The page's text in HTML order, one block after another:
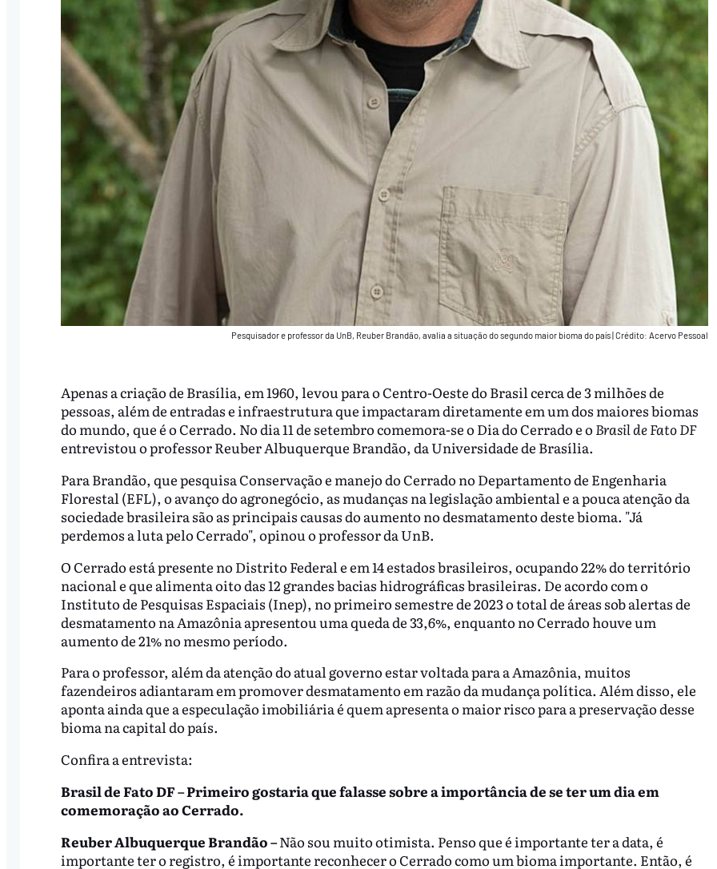
Pesquisador e professor da UnB, Reuber Brandão, avalia a situação do segundo maior bioma do país Crédito: Acervo Pessoal
Apenas a criação de Brasília, em 1960, levou para o Centro-Oeste do Brasil cerca de 3 milhões de
pessoas, além de entradas e infraestrutura que impactaram diretamente em um dos maiores biomas
do mundo, que é o Cerrado. No dia 11 de setembro comemora-se o Dia do Cerrado e o Brasil de Fato DF
entrevistou o professor Reuber Albuquerque Brandão, da Universidade de Brasília.
Para Brandão, que pesquisa Conservação e manejo do Cerrado no Departamento de Engenharia
Florestal (EFL), o avanço do agronegócio, as mudanças na legislação ambiental e a pouca atenção da
sociedade brasileira são as principais causas do aumento no desmatamento deste bioma. "Já
perdemos a luta pelo Cerrado", opinou o professor da UnB.
O Cerrado está presente no Distrito Federal e em 14 estados brasileiros, ocupando 22% do território
nacional e que alimenta oito das 12 grandes bacias hidrográficas brasileiras. De acordo com o
Instituto de Pesquisas Espaciais (Inep), no primeiro semestre de 2023 o total de áreas sob alertas de
desmatamento na Amazônia apresentou uma queda de 33,6%, enquanto no Cerrado houve um
aumento de 21% no mesmo período.
Para o professor, além da atenção do atual governo estar voltada para a Amazônia, muitos
fazendeiros adiantaram em promover desmatamento em razão da mudança política. Além disso, ele
aponta ainda que a especulação imobiliária é quem apresenta o maior risco para a preservação desse
bioma na capital do país.
Confira a entrevista:
Brasil de Fato DF – Primeiro gostaria que falasse sobre a importância de se ter um dia em
comemoração ao Cerrado.
Reuber Albuquerque Brandão –Não sou muito otimista. Penso que é importante ter a data, é
importante ter o registro, é importante reconhecer o Cerrado como um bioma importante. Então, é